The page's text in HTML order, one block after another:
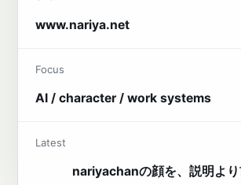
www.nariya.net
Focus
AI / character / work systems
Latest
nariyachanの顔を、説明よ